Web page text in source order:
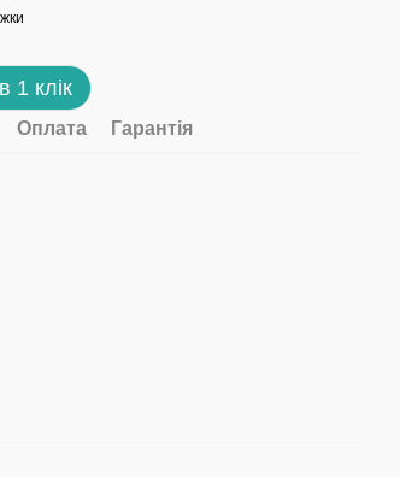
1 клік
Оплата Гарантія